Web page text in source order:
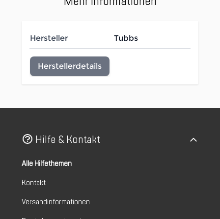
Hersteller Tubbs
Herstellerdetails
Hilfe & Kontakt
Alle Hilfethemen
Kontakt
Versandinformationen